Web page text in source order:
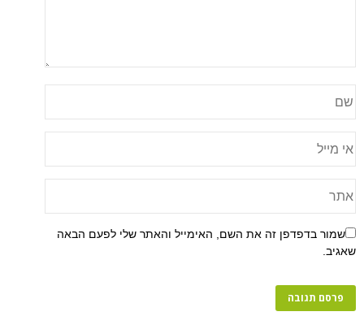
שמור בדפדפן זה את השם, האימייל והאתר שלי לפעם הבאה
שאגיב.